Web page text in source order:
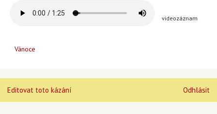
videozáznam
Vánoce
Editovat toto kázání Odhlásit